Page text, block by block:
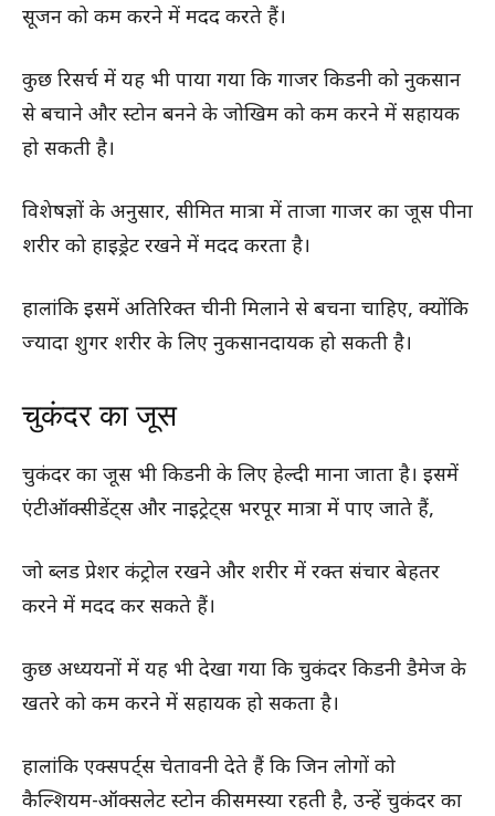
सूजन को कम करने में मदद करते हैं।
कुछ रिसर्च में यह भी पाया गया कि गाजर किडनी को नुकसान
से बचाने और स्टोन बनने के जोखिम को कम करने में सहायक
हो सकती है।
विशेषज्ञों के अनुसार, सीमित मात्रा में ताजा गाजर का जूस पीना
शरीर को हाइड्रेट रखने में मदद करता है।
हालांकि इसमें अतिरिक्त चीनी मिलाने से बचना चाहिए, क्योंकि
ज्यादा शुगर शरीर के लिए नुकसानदायक हो सकती है।
चुकंदर का जूस
चुकंदर का जूस भी किडनी के लिए हेल्दी माना जाता है। इसमें
एंटीऑक्सीडेंट्स और नाइट्रेट्स भरपूर मात्रा में पाए जाते हैं,
जो ब्लड प्रेशर कंट्रोल रखने और शरीर में रक्त संचार बेहतर
करने में मदद कर सकते हैं।
कुछ अध्ययनों में यह भी देखा गया कि चुकंदर किडनी डैमेज के
खतरे को कम करने में सहायक हो सकता है।
हालांकि एक्सपर्ट्स चेतावनी देते हैं कि जिन लोगों को
कैल्शियम-ऑक्सलेट स्टोन की समस्या रहती है, उन्हें चुकंदर का